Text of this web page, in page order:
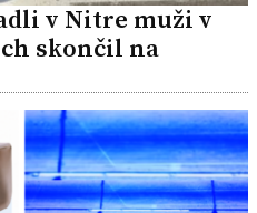
v Nitre muži v
skončil na